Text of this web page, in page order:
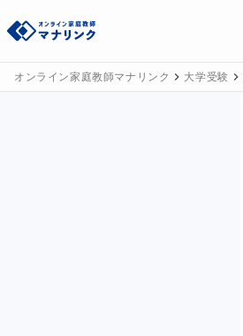
オンライン家庭教師マナリンク 大学受験